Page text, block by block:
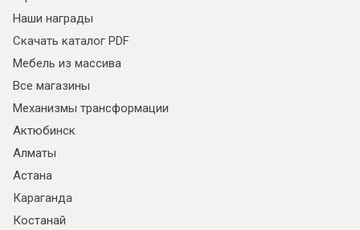
Наши награды
Скачать каталог PDF
Мебель из массива
Все магазины
Механизмы трансформации
Актюбинск
Алматы
Астана
Караганда
Костанай